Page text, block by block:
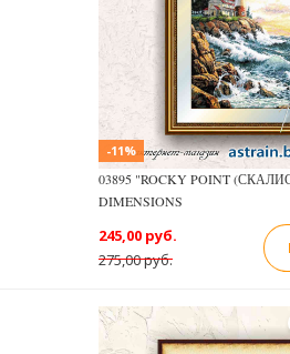
-11%
03895 "ROCKY POINT
DIMENSIONS
275,00 руб.
245,00 руб.